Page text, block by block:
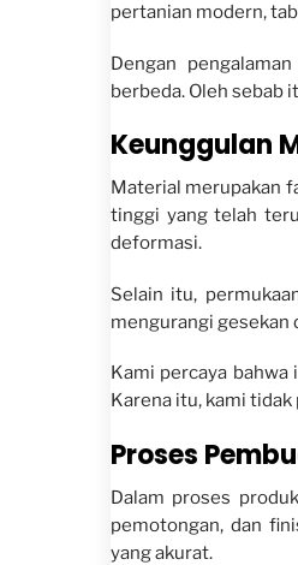
pertanian modern,
Dengan
berbeda. Oleh sebab
Keunggulan
Material merupakan
tinggi yang telah
deformasi.
Selain itu,
mengurangi gesekan
Kami percaya
Karena itu, kami
Proses
Dalam proses
pemotongan, dan
yang akurat.